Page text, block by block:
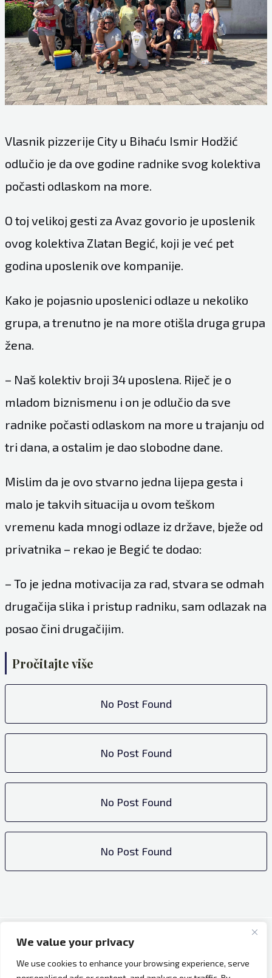
We value your privacy
We use cookies to enhance your browsing experience, serve
Vlasnik pizzerije City u Bihaću Ismir Hodžić
odlučio je da ove godine radnike svog kolektiva
počasti odlaskom na more.
O toj velikoj gesti za Avaz govorio je uposlenik
ovog kolektiva Zlatan Begić, koji je već pet
godina uposlenik ove kompanije.
Kako je pojasnio uposlenici odlaze u nekoliko
grupa, a trenutno je na more otišla druga grupa
žena.
– Naš kolektiv broji 34 uposlena. Riječ je o
mladom biznismenu i on je odlučio da sve
radnike počasti odlaskom na more u trajanju od
tri dana, a ostalim je dao slobodne dane.
Mislim da je ovo stvarno jedna lijepa gesta i
malo je takvih situacija u ovom teškom
vremenu kada mnogi odlaze iz države, bježe od
privatnika – rekao je Begić te dodao:
– To je jedna motivacija za rad, stvara se odmah
drugačija slika i pristup radniku, sam odlazak na
posao čini drugačijim.
Pročitajte više
No Post Found
No Post Found
No Post Found
No Post Found
Copyright © 2026 Bh Dijaspora.
O nama